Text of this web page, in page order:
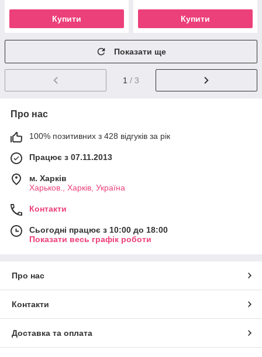
Купити Купити
Показати ще
1 / 3
Про нас
100% позитивних з 428 відгуків за рік
Працює з 07.11.2013
м. Харків
Харьков., Харків, Україна
Контакти
Сьогодні працює з 10:00 до 18:00
Показати весь графік роботи
Про нас
Контакти
Доставка та оплата